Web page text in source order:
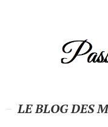
LE BLOG DES